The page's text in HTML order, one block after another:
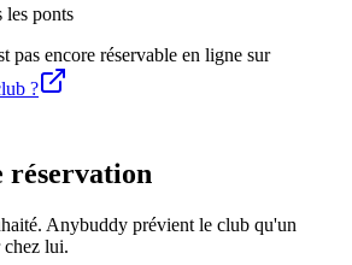
les ponts
pas encore réservable en ligne sur
?
réservation
Anybuddy prévient le club qu'un
chez lui.